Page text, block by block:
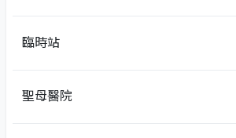
臨時站
聖母醫院